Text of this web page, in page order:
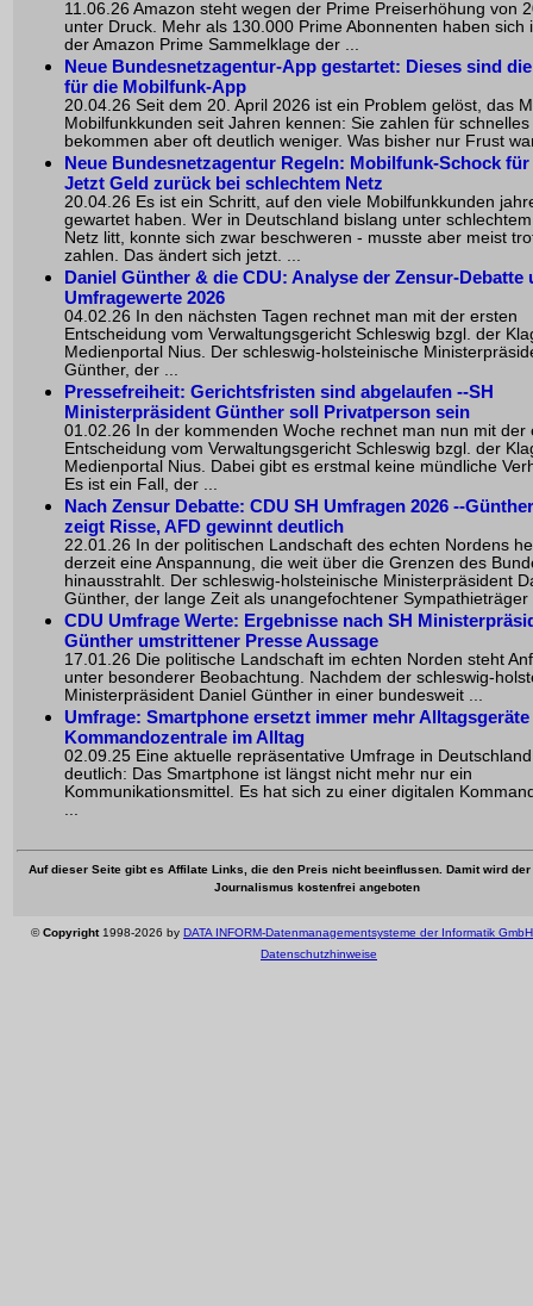
11.06.26 Amazon steht wegen der Prime Preiserhöhung von
unter Druck. Mehr als 130.000 Prime Abonnenten haben sich
der Amazon Prime Sammelklage der ...
Neue Bundesnetzagentur-App gestartet: Dieses sind
für die Mobilfunk-App
20.04.26 Seit dem 20. April 2026 ist ein Problem gelöst, das
Mobilfunkkunden seit Jahren kennen: Sie zahlen für
bekommen aber oft deutlich weniger. Was bisher nur Frust
Neue Bundesnetzagentur Regeln: Mobilfunk-Schock
Jetzt Geld zurück bei schlechtem Netz
20.04.26 Es ist ein Schritt, auf den viele Mobilfunkkunden
gewartet haben. Wer in Deutschland bislang unter
Netz litt, konnte sich zwar beschweren - musste aber meist
zahlen. Das ändert sich jetzt. ...
Daniel Günther & die CDU: Analyse der Zensur-Debatte
Umfragewerte 2026
04.02.26 In den nächsten Tagen rechnet man mit der ersten
Entscheidung vom Verwaltungsgericht Schleswig bzgl. der
Medienportal Nius. Der schleswig-holsteinische
Günther, der ...
Pressefreiheit: Gerichtsfristen sind abgelaufen --SH
Ministerpräsident Günther soll Privatperson sein
01.02.26 In der kommenden Woche rechnet man nun mit der
Entscheidung vom Verwaltungsgericht Schleswig bzgl. der
Medienportal Nius. Dabei gibt es erstmal keine mündliche
Es ist ein Fall, der ...
Nach Zensur Debatte: CDU SH Umfragen 2026 --
zeigt Risse, AFD gewinnt deutlich
22.01.26 In der politischen Landschaft des echten Nordens
derzeit eine Anspannung, die weit über die Grenzen des
hinausstrahlt. Der schleswig-holsteinische Ministerpräsident
Günther, der lange Zeit als unangefochtener Sympathieträger
CDU Umfrage Werte: Ergebnisse nach SH
Günther umstrittener Presse Aussage
17.01.26 Die politische Landschaft im echten Norden steht
unter besonderer Beobachtung. Nachdem der schleswig-
Ministerpräsident Daniel Günther in einer bundesweit ...
Umfrage: Smartphone ersetzt immer mehr
Kommandozentrale im Alltag
02.09.25 Eine aktuelle repräsentative Umfrage in
deutlich: Das Smartphone ist längst nicht mehr nur ein
Kommunikationsmittel. Es hat sich zu einer digitalen
...
Auf dieser Seite gibt es Affilate Links, die den Preis nicht beeinflussen. Damit wird
Journalismus kostenfrei angeboten
©Copyright1998-2026 by DATA INFORM-Datenmanagementsysteme der Informatik GmbH
Datenschutzhinweise